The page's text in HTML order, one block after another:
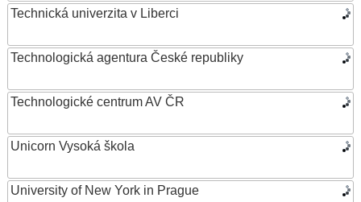
Technická univerzita v Liberci
Technologická agentura České republiky
Technologické centrum AV ČR
Unicorn Vysoká škola
University of New York in Prague